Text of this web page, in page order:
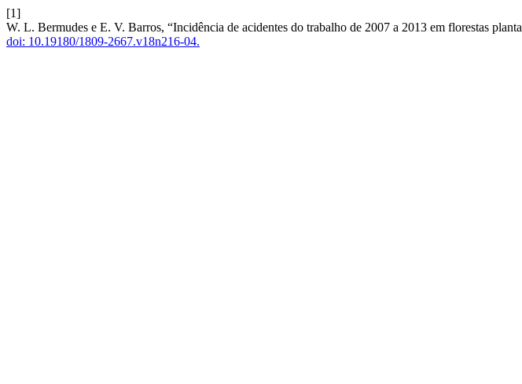
[1]
W. L. Bermudes e E. V. Barros, “Incidência de acidentes do trabalho de 2007 a 2013 em florestas
doi: 10.19180/1809-2667.v18n216-04.